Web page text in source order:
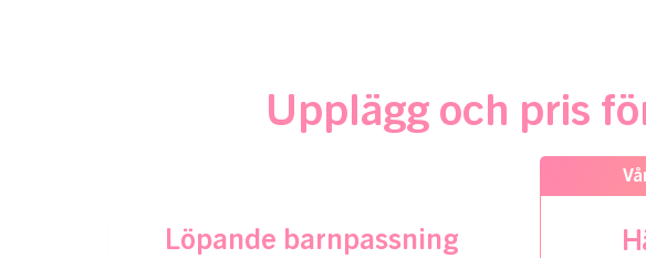
Upplägg och pris
Löpande barnpassning